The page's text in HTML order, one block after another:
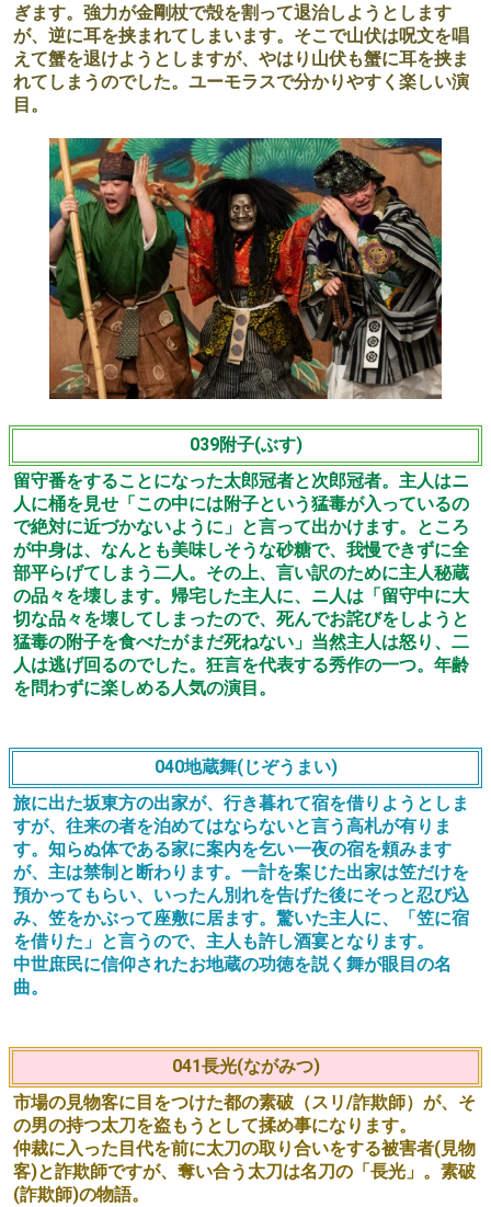
ぎます。強力が金剛杖で殻を割って退治しようとします
が、逆に耳を挟まれてしまいます。そこで山伏は呪文を唱
えて蟹を退けようとしますが、やはり山伏も蟹に耳を挟ま
れてしまうのでした。ユーモラスで分かりやすく楽しい演
目。
039附子(ぶす)
留守番をすることになった太郎冠者と次郎冠者。主人はニ
人に桶を見せ「この中には附子という猛毒が入っているの
で絶対に近づかないように」と言って出かけます。ところ
が中身は、なんとも美味しそうな砂糖で、我慢できずに全
部平らげてしまう二人。その上、言い訳のために主人秘蔵
の品々を壊します。帰宅した主人に、ニ人は「留守中に大
切な品々を壊してしまったので、死んでお詫びをしようと
猛毒の附子を食べたがまだ死ねない」当然主人は怒り、二
人は逃げ回るのでした。狂言を代表する秀作の一つ。年齢
を問わずに楽しめる人気の演目。
040地蔵舞(じぞうまい)
旅に出た坂東方の出家が、行き暮れて宿を借りようとしま
すが、往来の者を泊めてはならないと言う高札が有りま
す。知らぬ体である家に案内を乞い一夜の宿を頼みます
が、主は禁制と断わります。一計を案じた出家は笠だけを
預かってもらい、いったん別れを告げた後にそっと忍び込
み、笠をかぶって座敷に居ます。驚いた主人に、「笠に宿
を借りた」と言うので、主人も許し酒宴となります。
中世庶民に信仰されたお地蔵の功徳を説く舞が眼目の名
曲。
041長光(ながみつ)
市場の見物客に目をつけた都の素破（スリ/詐欺師）が、そ
の男の持つ太刀を盗もうとして揉め事になります。
仲裁に入った目代を前に太刀の取り合いをする被害者(見物
客)と詐欺師ですが、奪い合う太刀は名刀の「長光」。素破
(詐欺師)の物語。